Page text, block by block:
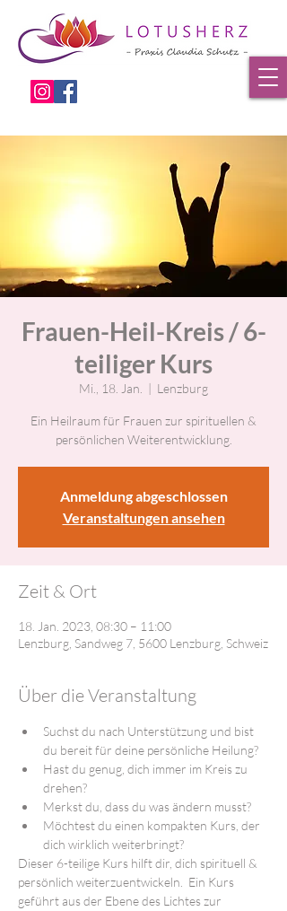
Frauen-Heil-Kreis / 6-
teiliger Kurs
Mi., 18. Jan.
  |
Lenzburg
Ein Heilraum für Frauen zur spirituellen &
persönlichen Weiterentwicklung.
Anmeldung abgeschlossen
Veranstaltungen ansehen
Zeit & Ort
18. Jan. 2023, 08:30 – 11:00
Lenzburg, Sandweg 7, 5600 Lenzburg, Schweiz
Über die Veranstaltung
Suchst du nach Unterstützung und bist
du bereit für deine persönliche Heilung?
Hast du genug, dich immer im Kreis zu
drehen?
Merkst du, dass du was ändern musst?
Möchtest du einen kompakten Kurs, der
dich wirklich weiterbringt?
Dieser 6-teilige Kurs hilft dir, dich spirituell &
persönlich weiterzuentwickeln.  Ein Kurs
geführt aus der Ebene des Lichtes zur